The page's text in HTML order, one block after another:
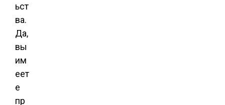
ьст
ва.
Да,
вы
им
еет
е
пр